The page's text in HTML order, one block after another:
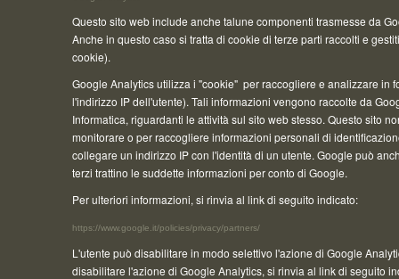
Questo sito web include anche talune componenti trasmesse da
Anche in questo caso si tratta di cookie di terze parti raccolti e
cookie).
Google Analytics utilizza i "cookie" per raccogliere e analizzare in
l'indirizzo IP dell'utente). Tali informazioni vengono raccolte da
Informatica, riguardanti le attività sul sito web stesso. Questo sito
monitorare o per raccogliere informazioni personali di
collegare un indirizzo IP con l'identità di un utente. Google può
terzi trattino le suddette informazioni per conto di Google.
Per ulteriori informazioni, si rinvia al link di seguito indicato:
https://www.google.it/policies/privacy/partners/
L'utente può disabilitare in modo selettivo l'azione di Google
disabilitare l'azione di Google Analytics, si rinvia al link di seguito